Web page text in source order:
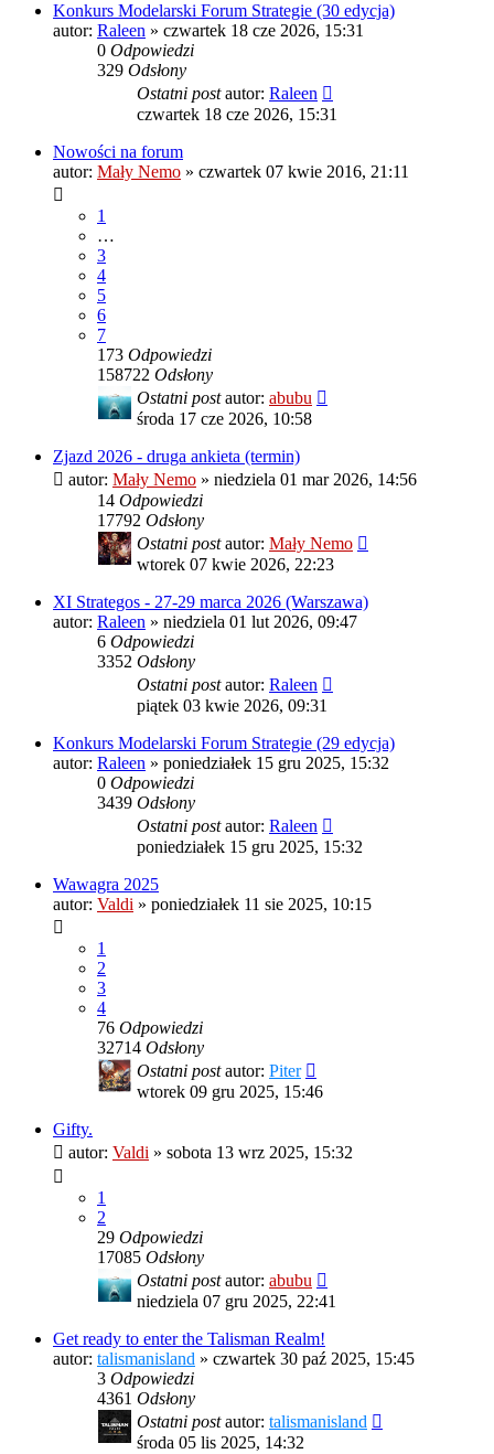
Konkurs Modelarski Forum Strategie (30 edycja)
autor: Raleen » czwartek 18 cze 2026, 15:31
0 Odpowiedzi
329 Odsłony
Ostatni postautor: Raleen
czwartek 18 cze 2026, 15:31
Nowości na forum
autor: Mały Nemo » czwartek 07 kwie 2016, 21:11
1
…
3
4
5
6
7
173 Odpowiedzi
158722 Odsłony
Ostatni postautor: abubu
środa 17 cze 2026, 10:58
Zjazd 2026 - druga ankieta (termin)
autor: Mały Nemo » niedziela 01 mar 2026, 14:56
14 Odpowiedzi
17792 Odsłony
Ostatni postautor: Mały Nemo
wtorek 07 kwie 2026, 22:23
XI Strategos - 27-29 marca 2026 (Warszawa)
autor: Raleen » niedziela 01 lut 2026, 09:47
6 Odpowiedzi
3352 Odsłony
Ostatni postautor: Raleen
piątek 03 kwie 2026, 09:31
Konkurs Modelarski Forum Strategie (29 edycja)
autor: Raleen » poniedziałek 15 gru 2025, 15:32
0 Odpowiedzi
3439 Odsłony
Ostatni postautor: Raleen
poniedziałek 15 gru 2025, 15:32
Wawagra 2025
autor: Valdi » poniedziałek 11 sie 2025, 10:15
1
2
3
4
76 Odpowiedzi
32714 Odsłony
Ostatni postautor: Piter
wtorek 09 gru 2025, 15:46
Gifty.
autor: Valdi » sobota 13 wrz 2025, 15:32
1
2
29 Odpowiedzi
17085 Odsłony
Ostatni postautor: abubu
niedziela 07 gru 2025, 22:41
Get ready to enter the Talisman Realm!
autor: talismanisland » czwartek 30 paź 2025, 15:45
3 Odpowiedzi
4361 Odsłony
Ostatni postautor: talismanisland
środa 05 lis 2025, 14:32